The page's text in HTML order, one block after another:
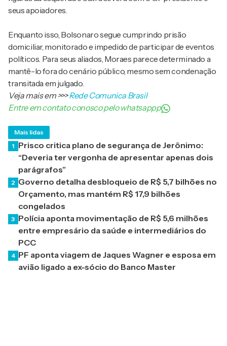
seus apoiadores.
Enquanto isso, Bolsonaro segue cumprindo prisão
domiciliar, monitorado e impedido de participar de eventos
políticos. Para seus aliados, Moraes parece determinado a
mantê-lo fora do cenário público, mesmo sem condenação
transitada em julgado.
Veja mais em>>>Rede Comunica Brasil
Entre em contato conosco pelo whatsappp
Mais lidas
1 Prisco critica plano de segurança de Jerônimo:
“Deveria ter vergonha de apresentar apenas dois
parágrafos”
2 Governo detalha desbloqueio de R$ 5,7 bilhões no
Orçamento, mas mantém R$ 17,9 bilhões
congelados
3 Polícia aponta movimentação de R$ 5,6 milhões
entre empresário da saúde e intermediários do
PCC
4 PF aponta viagem de Jaques Wagner e esposa em
avião ligado a ex-sócio do Banco Master